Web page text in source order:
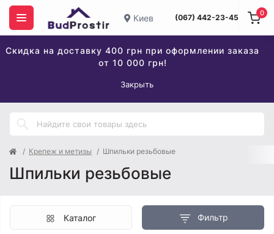
Киев (067) 442-23-45
Скидка на доставку 400 грн при оформлении заказа
от 10 000 грн!
Закрыть
0
Крепеж и метизы Шпильки резьбовые
Шпильки резьбовые
Фильтр
Каталог